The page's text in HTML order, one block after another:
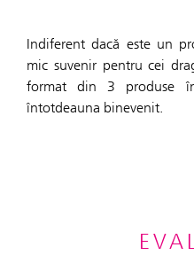
Indiferent dacă este un
mic suvenir pentru cei
format din 3 produse
întotdeauna binevenit.